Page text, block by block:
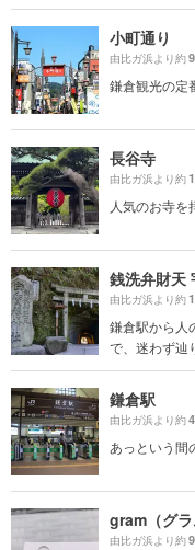
小町通り
由比ガ浜より約
鎌倉観光の定
長谷寺
由比ガ浜より約
人気のお寺を
銭洗弁財天
由比ガ浜より約
鎌倉駅から人
で、迷わず辿
鎌倉駅
由比ガ浜より約
あっという間
gram（グラ
由比ガ浜より約